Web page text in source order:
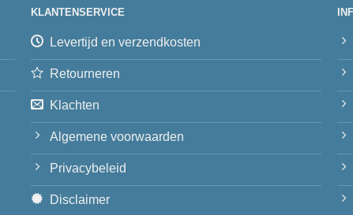
KLANTENSERVICE
Levertijd en verzendkosten
Retourneren
Klachten
Algemene voorwaarden
Privacybeleid
Disclaimer